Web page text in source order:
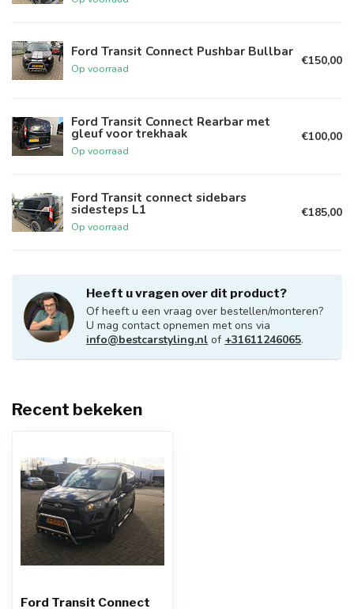
Ford Transit Connect Pushbar Bullbar
Op voorraad
€150,00
Ford Transit Connect Rearbar met
gleuf voor trekhaak
Op voorraad
€100,00
Ford Transit connect sidebars
sidesteps L1
Op voorraad
€185,00
Heeft u vragen over dit product?
Of heeft u een vraag over bestellen/monteren?
U mag contact opnemen met ons via
info@bestcarstyling.nl of +31611246065.
Recent bekeken
Ford Transit Connect